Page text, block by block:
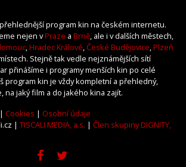
program kin na českém internetu.
nejen vPraze a Brně, ale i v dalších městech,
,Hradec Králové,České Budějovice,Plzeň
Stejně tak vedle nejznámějších sítí
přinášíme i programy menších kin po celé
program kin je vždy kompletní a přehledný,
na jaký film a do jakého kina zajít.
| Cookies | Osobní údaje
| TISCALI MEDIA, a.s. | Člen skupiny DIGNITY,